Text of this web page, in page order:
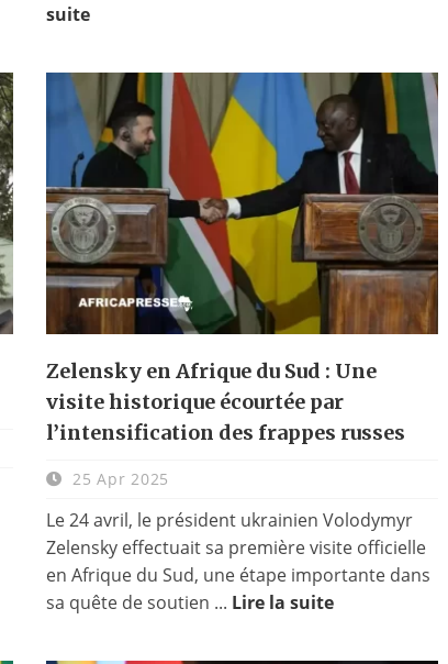
suite
Zelensky en Afrique du Sud : Une
visite historique écourtée par
l’intensification des frappes russes
25 Apr 2025
Le 24 avril, le président ukrainien Volodymyr
Zelensky effectuait sa première visite officielle
en Afrique du Sud, une étape importante dans
sa quête de soutien ... Lire la suite